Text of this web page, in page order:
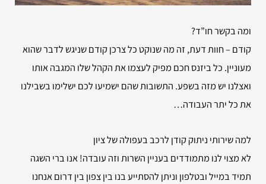
ומה בקשר חו”ד?
קודם – חוות דעת, זה מה שנוקט כל צרכן קודם שניגש לדבר שהוא
מעוניין. כל ביזנס חכם מפיק לעצמו את הקהל שלו המגבה אותו
ואצלנו יש מזה בשפע. התשובות שהם ישמיעו לכם ישלימו בשבילנו
את כל יתר העבודה…
למה שירותי ניתוק קודן לרכב בעפולה של ציון
לא מצוי לנו מתמודדים בעניין השרות וזה עובדה! אנו ברי השגה
תמיד במייל ובטלפון וניתן להסתייע בנו בין צפון בין דרום אנחנו